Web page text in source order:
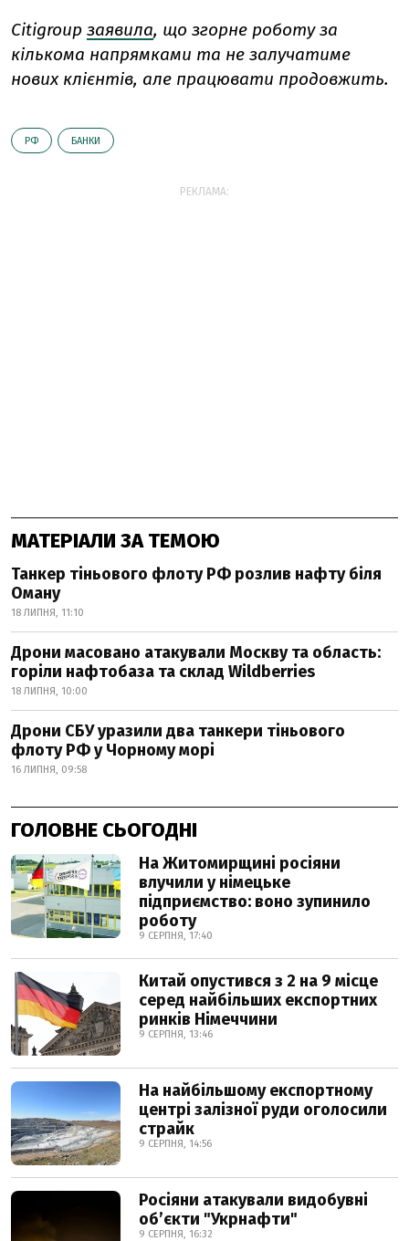
Citigroup заявила, що згорне роботу за
кількома напрямками та не залучатиме
нових клієнтів, але працювати продовжить.
РФ БАНКИ
РЕКЛАМА:
МАТЕРІАЛИ ЗА ТЕМОЮ
Танкер тіньового флоту РФ розлив нафту біля
Оману
18 ЛИПНЯ, 11:10
Дрони масовано атакували Москву та область:
горіли нафтобаза та склад Wildberries
18 ЛИПНЯ, 10:00
Дрони СБУ уразили два танкери тіньового
флоту РФ у Чорному морі
16 ЛИПНЯ, 09:58
ГОЛОВНЕ СЬОГОДНІ
На Житомирщині росіяни
влучили у німецьке
підприємство: воно зупинило
роботу
9 СЕРПНЯ, 17:40
Китай опустився з 2 на 9 місце
серед найбільших експортних
ринків Німеччини
9 СЕРПНЯ, 13:46
На найбільшому експортному
центрі залізної руди оголосили
страйк
9 СЕРПНЯ, 14:56
Росіяни атакували видобувні
обʼєкти "Укрнафти"
9 СЕРПНЯ, 16:32